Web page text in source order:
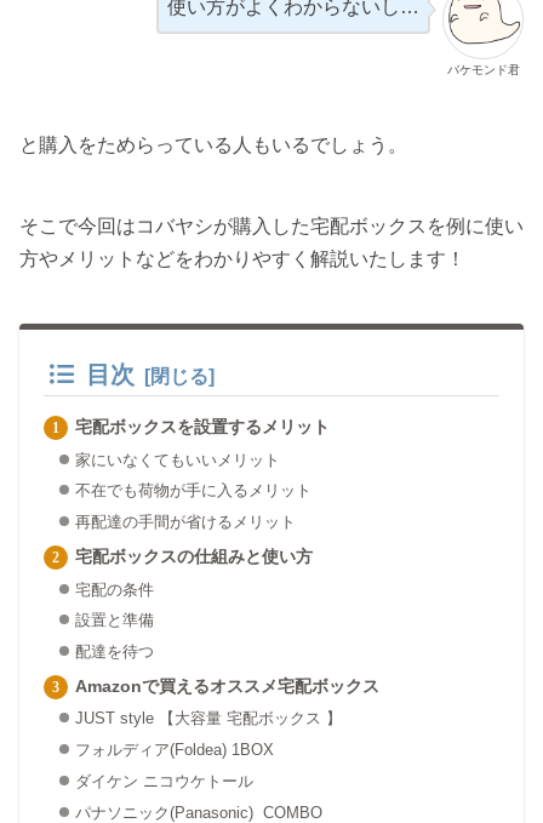
バケモンド君
使い方がよくわからないし…
と購入をためらっている人もいるでしょう。
そこで今回はコバヤシが購入した宅配ボックスを例に使い
方やメリットなどをわかりやすく解説いたします！
目次
宅配ボックスを設置するメリット
家にいなくてもいいメリット
不在でも荷物が手に入るメリット
再配達の手間が省けるメリット
宅配ボックスの仕組みと使い方
宅配の条件
設置と準備
配達を待つ
Amazonで買えるオススメ宅配ボックス
JUST style 【大容量 宅配ボックス 】
フォルディア(Foldea) 1BOX
ダイケン ニコウケトール
パナソニック(Panasonic) COMBO